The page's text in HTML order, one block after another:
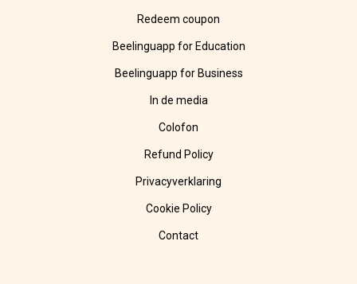
Redeem coupon
Beelinguapp for Education
Beelinguapp for Business
In de media
Colofon
Refund Policy
Privacyverklaring
Cookie Policy
Contact